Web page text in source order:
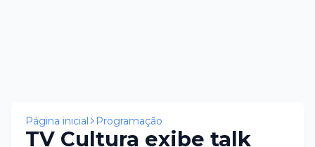
Página inicial Programação
TV Cultura exibe talk